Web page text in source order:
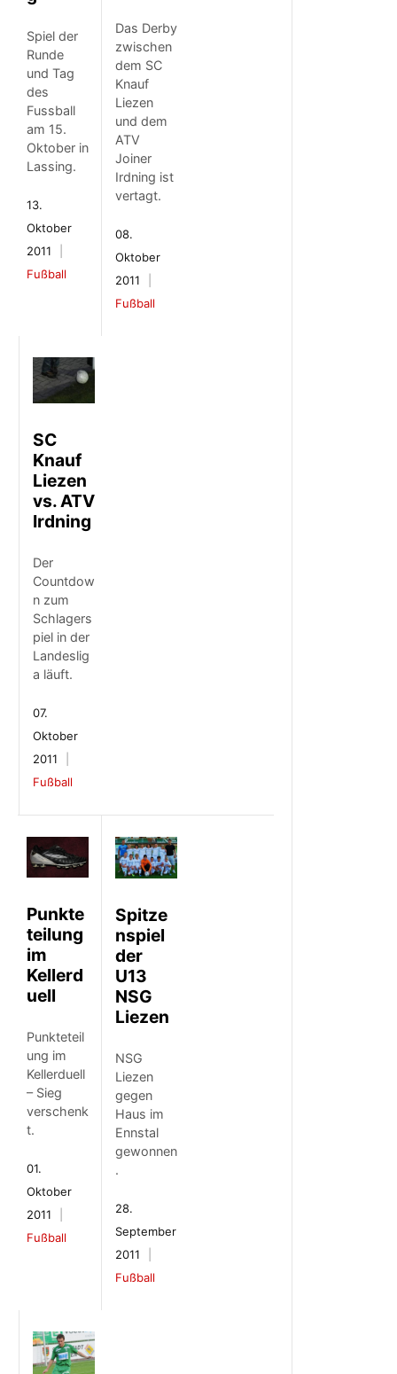
Spiel der
Runde
und Tag
des
Fussball
am 15.
Oktober in
Lassing.
13.
Oktober
2011
Fußball
Das Derby
zwischen
dem SC
Knauf
Liezen
und dem
ATV
Joiner
Irdning ist
vertagt.
08.
Oktober
2011
Fußball
SC
Knauf
Liezen
vs. ATV
Irdning
Der
Countdow
n zum
Schlagers
piel in der
Landeslig
a läuft.
07.
Oktober
2011
Fußball
Punkte
teilung
im
Kellerd
uell
Punkteteil
ung im
Kellerduell
– Sieg
verschenk
t.
01.
Oktober
2011
Fußball
Spitze
nspiel
der
U13
NSG
Liezen
NSG
Liezen
gegen
Haus im
Ennstal
gewonnen
.
28.
September
2011
Fußball